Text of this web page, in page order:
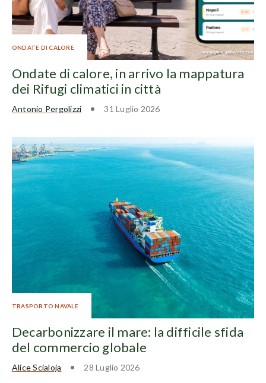
ONDATE DI CALORE
Ondate di calore, in arrivo la mappatura
dei Rifugi climatici in città
Antonio Pergolizzi 31 Luglio 2026
TRASPORTO NAVALE
Decarbonizzare il mare: la difficile sfida
del commercio globale
Alice Scialoja 28 Luglio 2026